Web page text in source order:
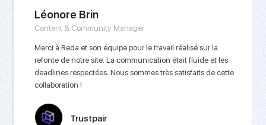
Léonore Brin
Content & Community Manager
Merci à Reda et son équipe pour le travail réalisé sur la
refonte de notre site. La communication était fluide et les
deadlines respectées. Nous sommes très satisfaits de cette
collaboration !
Trustpair